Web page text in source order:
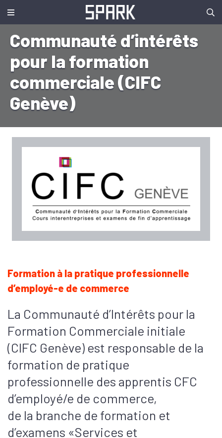
Communauté d’intérêts
pour la formation
commerciale (CIFC
Genève)
Formation à la pratique professionnelle
d’employé-e de commerce
La Communauté d’Intérêts pour la
Formation Commerciale initiale
(CIFC Genève) est responsable de la
formation de pratique
professionnelle des apprentis CFC
d’employé/e de commerce,
de la branche de formation et
d’examens «Services et